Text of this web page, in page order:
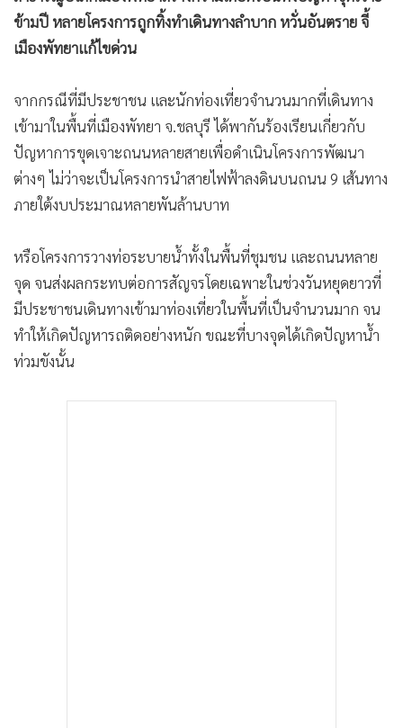
• ชุมชน-คุณภาพชีวิต
• อาชญากรรม
Motoring
เกม
•
SMEs
• หุ้น
• กองทุนรวม
• Celeb Online
• Factcheck
• ญี่ปุ่น
• News1
ข้ามปี หลายโครงการถูกทิ้งทำเดินทางลำบาก หวั่นอันตราย จี้
เมืองพัทยาแก้ไขด่วน
จากกรณีที่มีประชาชน และนักท่องเที่ยวจำนวนมากที่เดินทาง
เข้ามาในพื้นที่เมืองพัทยา จ.ชลบุรี ได้พากันร้องเรียนเกี่ยวกับ
ปัญหาการขุดเจาะถนนหลายสายเพื่อดำเนินโครงการพัฒนา
ต่างๆ ไม่ว่าจะเป็นโครงการนำสายไฟฟ้าลงดินบนถนน 9 เส้นทาง
ภายใต้งบประมาณหลายพันล้านบาท
หรือโครงการวางท่อระบายน้ำทั้งในพื้นที่ชุมชน และถนนหลาย
จุด จนส่งผลกระทบต่อการสัญจรโดยเฉพาะในช่วงวันหยุดยาวที่
มีประชาชนเดินทางเข้ามาท่องเที่ยวในพื้นที่เป็นจำนวนมาก จน
ทำให้เกิดปัญหารถติดอย่างหนัก ขณะที่บางจุดได้เกิดปัญหาน้ำ
ท่วมขังนั้น